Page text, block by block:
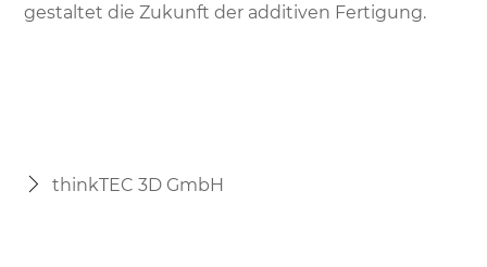
gestaltet die Zukunft der additiven Fertigung.
thinkTEC 3D GmbH